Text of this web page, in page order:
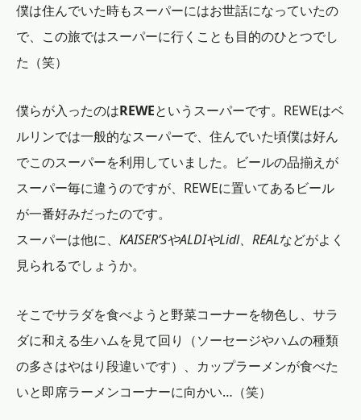
僕は住んでいた時もスーパーにはお世話になっていたの
で、この旅ではスーパーに行くことも目的のひとつでし
た（笑）
僕らが入ったのはREWEというスーパーです。REWEはベ
ルリンでは一般的なスーパーで、住んでいた頃僕は好ん
でこのスーパーを利用していました。ビールの品揃えが
スーパー毎に違うのですが、REWEに置いてあるビール
が一番好みだったのです。
スーパーは他に、 KAISER’SやALDIやLidl、REALなどがよく
見られるでしょうか。
そこでサラダを食べようと野菜コーナーを物色し、サラ
ダに和える生ハムを見て回り（ソーセージやハムの種類
の多さはやはり段違いです）、カップラーメンが食べた
いと即席ラーメンコーナーに向かい…（笑）